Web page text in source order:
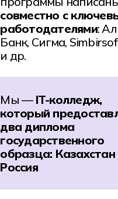
заботимся о важном:
время обучения
сопровождают
и психологи
нарабатывают
с первого курса.
что в среднем
1 году коммерческого